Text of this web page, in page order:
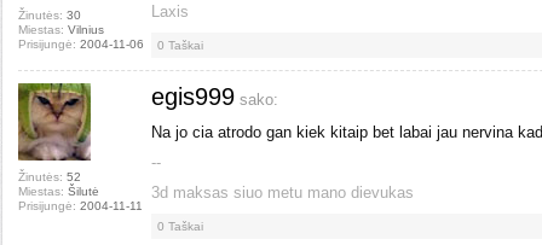
Žinutės: 30
Miestas: Vilnius
Prisijungė: 2004-11-06
Laxis
0 Taškai
Žinutės: 52
Miestas: Šilutė
Prisijungė: 2004-11-11
egis999 sako:
Na jo cia atrodo gan kiek kitaip bet labai jau nervina
--
3d maksas siuo metu mano dievukas
0 Taškai